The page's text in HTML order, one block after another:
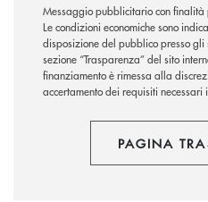
Messaggio pubblicitario con finalità
Le condizioni economiche sono
disposizione del pubblico presso
sezione “Trasparenza” del sito
finanziamento è rimessa alla
accertamento dei requisiti
PAGINA